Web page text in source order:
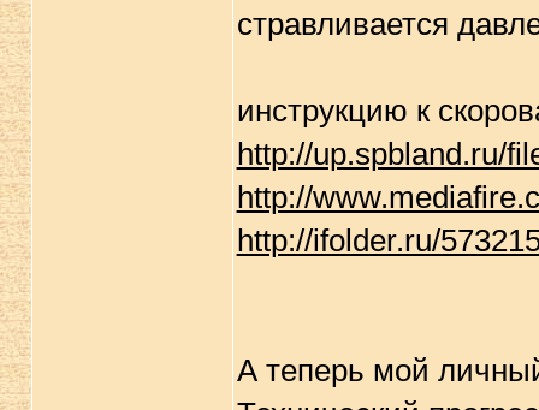
стравливается
инструкцию к
http://up.spbland.ru/
http://
http://ifolder.ru/
А теперь мой